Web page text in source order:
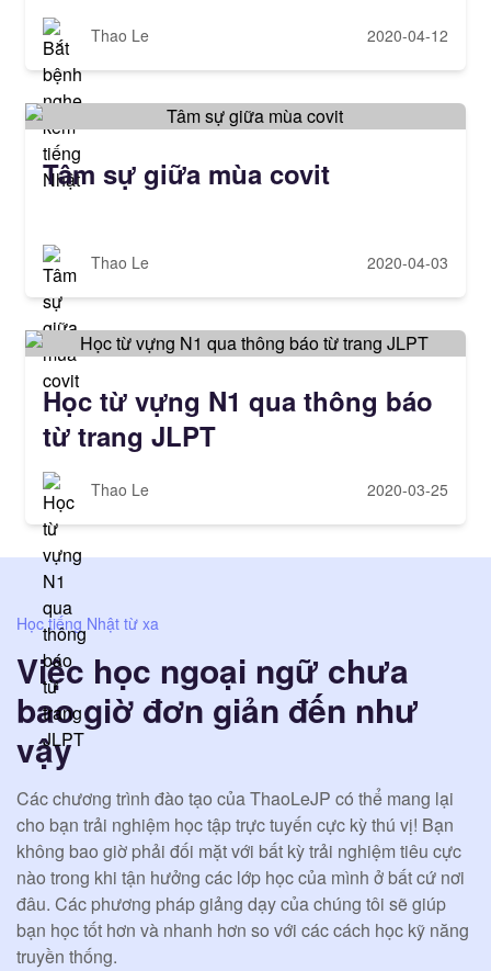
Thao Le 2020-04-12
Tâm sự giữa mùa covit
Thao Le 2020-04-03
Học từ vựng N1 qua thông báo
từ trang JLPT
Thao Le 2020-03-25
Học tiếng Nhật từ xa
Việc học ngoại ngữ chưa
bao giờ đơn giản đến như
vậy
Các chương trình đào tạo của ThaoLeJP có thể mang lại
cho bạn trải nghiệm học tập trực tuyến cực kỳ thú vị! Bạn
không bao giờ phải đối mặt với bất kỳ trải nghiệm tiêu cực
nào trong khi tận hưởng các lớp học của mình ở bất cứ nơi
đâu. Các phương pháp giảng dạy của chúng tôi sẽ giúp
bạn học tốt hơn và nhanh hơn so với các cách học kỹ năng
truyền thống.